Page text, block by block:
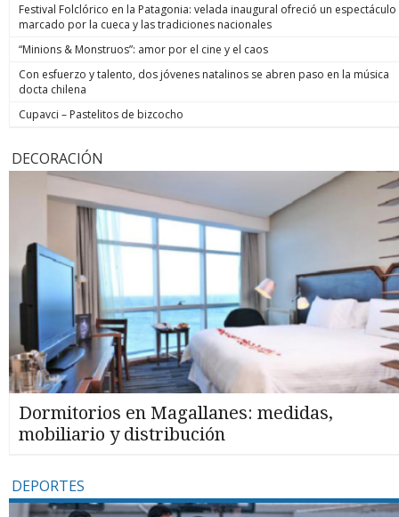
Festival Folclórico en la Patagonia: velada inaugural ofreció un espectáculo
marcado por la cueca y las tradiciones nacionales
“Minions & Monstruos”: amor por el cine y el caos
Con esfuerzo y talento, dos jóvenes natalinos se abren paso en la música
docta chilena
Cupavci – Pastelitos de bizcocho
DECORACIÓN
Dormitorios en Magallanes: medidas,
mobiliario y distribución
DEPORTES